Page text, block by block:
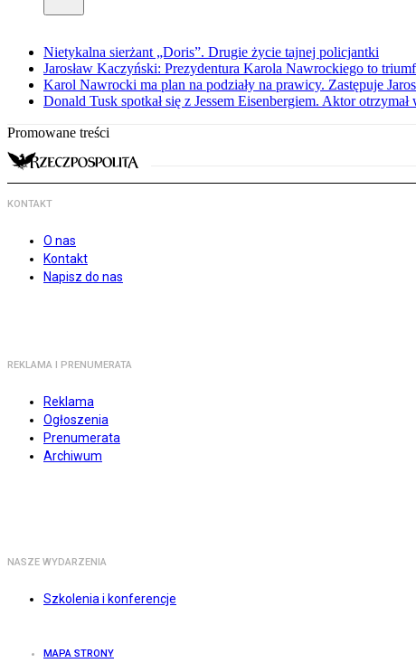
Nietykalna sierżant „Doris”. Drugie życie tajnej policjantki
Jarosław Kaczyński: Prezydentura Karola Nawrockiego to
Karol Nawrocki ma plan na podziały na prawicy. Zastępuje
Donald Tusk spotkał się z Jessem Eisenbergiem. Aktor
Promowane treści
KONTAKT
O nas
Kontakt
Napisz do nas
REKLAMA I PRENUMERATA
Reklama
Ogłoszenia
Prenumerata
Archiwum
NASZE WYDARZENIA
Szkolenia i konferencje
MAPA STRONY